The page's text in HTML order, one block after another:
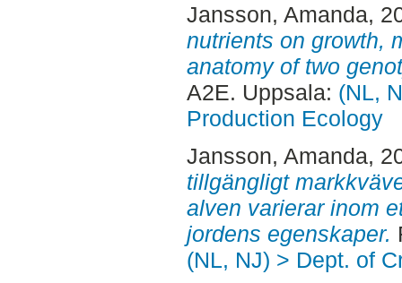
Jansson, Amanda,
nutrients on growth,
anatomy of two
A2E. Uppsala: (NL,
Production Ecology
Jansson, Amanda,
tillgängligt
alven varierar inom
jordens egenskaper.
(NL, NJ) > Dept. of